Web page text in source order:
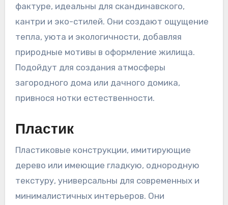
фактуре, идеальны для скандинавского,
кантри и эко-стилей. Они создают ощущение
тепла, уюта и экологичности, добавляя
природные мотивы в оформление жилища.
Подойдут для создания атмосферы
загородного дома или дачного домика,
привнося нотки естественности.
Пластик
Пластиковые конструкции, имитирующие
дерево или имеющие гладкую, однородную
текстуру, универсальны для современных и
минималистичных интерьеров. Они